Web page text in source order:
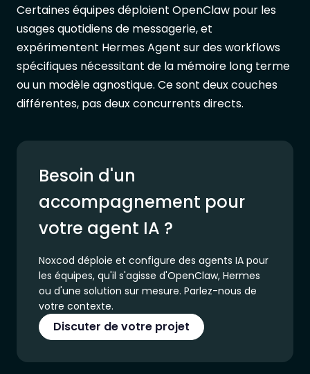
Certaines équipes déploient OpenClaw pour les
usages quotidiens de messagerie, et
expérimentent Hermes Agent sur des workflows
spécifiques nécessitant de la mémoire long terme
ou un modèle agnostique. Ce sont deux couches
différentes, pas deux concurrents directs.
Besoin d'un
accompagnement pour
votre agent IA ?
Noxcod déploie et configure des agents IA pour
les équipes, qu'il s'agisse d'OpenClaw, Hermes
ou d'une solution sur mesure. Parlez-nous de
votre contexte.
Discuter de votre projet